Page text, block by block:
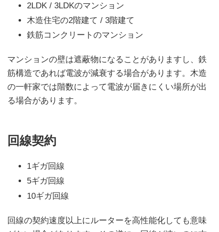
2LDK / 3LDKのマンション
木造住宅の2階建て / 3階建て
鉄筋コンクリートのマンション
マンションの壁は遮蔽物になることがありますし、鉄
筋構造であれば電波が減衰する場合があります。木造
の一軒家では階数によって電波が届きにくい場所が出
る場合があります。
回線契約
1ギガ回線
5ギガ回線
10ギガ回線
回線の契約速度以上にルーターを高性能化しても意味